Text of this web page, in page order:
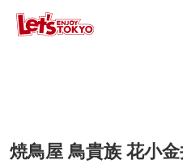
焼鳥屋 鳥貴族 花小